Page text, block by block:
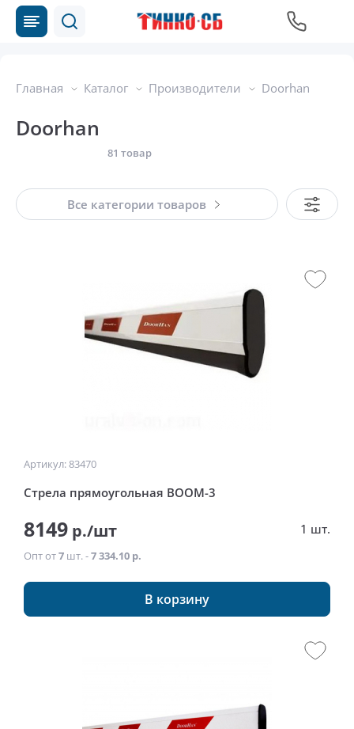
Главная Каталог Производители Doorhan
Doorhan
81 товар
Все категории товаров
Артикул: 83470
Стрела прямоугольная BOOM-3
8149 р./шт 1 шт.
Опт от7 шт. -7 334.10 р.
В корзину